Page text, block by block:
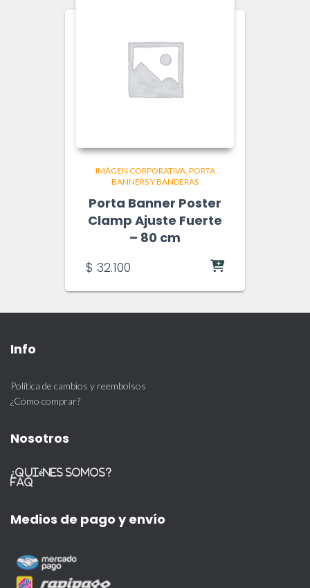
IMÁGEN CORPORATIVA PORTA
BANNERS Y BANDERAS
Porta Banner Poster
Clamp Ajuste Fuerte
– 80 cm
$ 32.100
Info
Política de cambios y reembolsos
¿Cómo comprar?
Nosotros
¿Quiénes somos?
FAQ
Medios de pago y envío